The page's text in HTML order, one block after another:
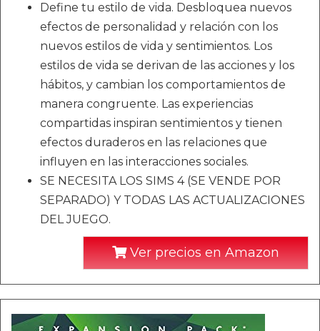
Define tu estilo de vida. Desbloquea nuevos
efectos de personalidad y relación con los
nuevos estilos de vida y sentimientos. Los
estilos de vida se derivan de las acciones y los
hábitos, y cambian los comportamientos de
manera congruente. Las experiencias
compartidas inspiran sentimientos y tienen
efectos duraderos en las relaciones que
influyen en las interacciones sociales.
SE NECESITA LOS SIMS 4 (SE VENDE POR
SEPARADO) Y TODAS LAS ACTUALIZACIONES
DEL JUEGO.
Ver precios en Amazon